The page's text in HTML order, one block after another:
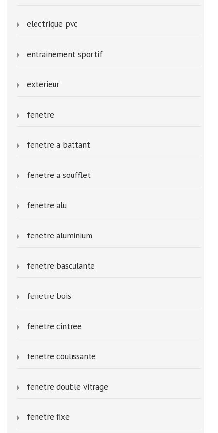
electrique pvc
entrainement sportif
exterieur
fenetre
fenetre a battant
fenetre a soufflet
fenetre alu
fenetre aluminium
fenetre basculante
fenetre bois
fenetre cintree
fenetre coulissante
fenetre double vitrage
fenetre fixe